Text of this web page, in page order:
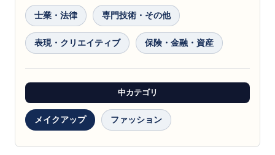
士業・法律 専門技術・その他
表現・クリエイティブ 保険・金融・資産
中カテゴリ
メイクアップ ファッション